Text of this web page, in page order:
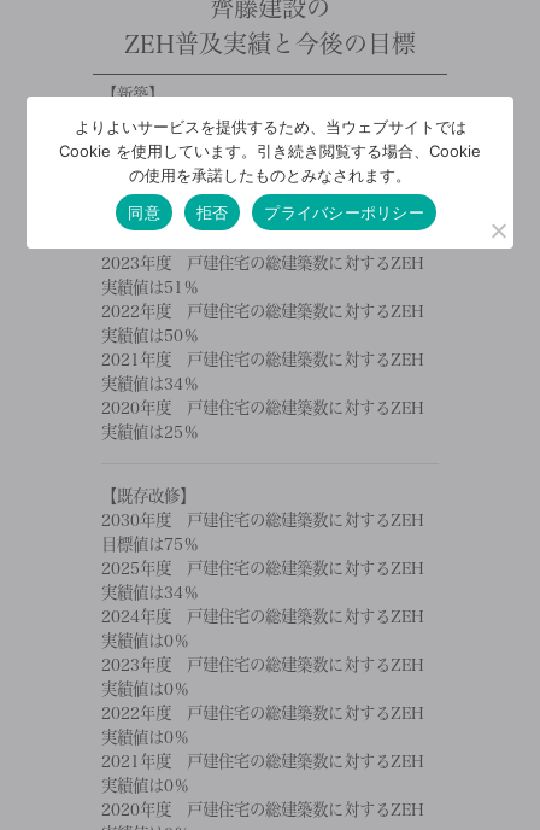
齊藤建設の
ZEH普及実績と今後の目標
【新築】
2030年度 戸建住宅の総建築数に対するZEH
目標値は90％
2025年度 戸建住宅の総建築数に対するZEH
実績値は100％
2024年度 戸建住宅の総建築数に対するZEH
2023年度 戸建住宅の総建築数に対するZEH
実績値は51％
2022年度 戸建住宅の総建築数に対するZEH
実績値は50％
2021年度 戸建住宅の総建築数に対するZEH
実績値は34％
2020年度 戸建住宅の総建築数に対するZEH
実績値は25％
【既存改修】
2030年度 戸建住宅の総建築数に対するZEH
目標値は75％
2025年度 戸建住宅の総建築数に対するZEH
実績値は34％
2024年度 戸建住宅の総建築数に対するZEH
実績値は0％
2023年度 戸建住宅の総建築数に対するZEH
実績値は0％
2022年度 戸建住宅の総建築数に対するZEH
実績値は0％
2021年度 戸建住宅の総建築数に対するZEH
実績値は0％
2020年度 戸建住宅の総建築数に対するZEH
よりよいサービスを提供するため、当ウェブサイトでは
Cookie を使用しています。引き続き閲覧する場合、Cookie
の使用を承諾したものとみなされます。
同意
拒否 プライバシーポリシー